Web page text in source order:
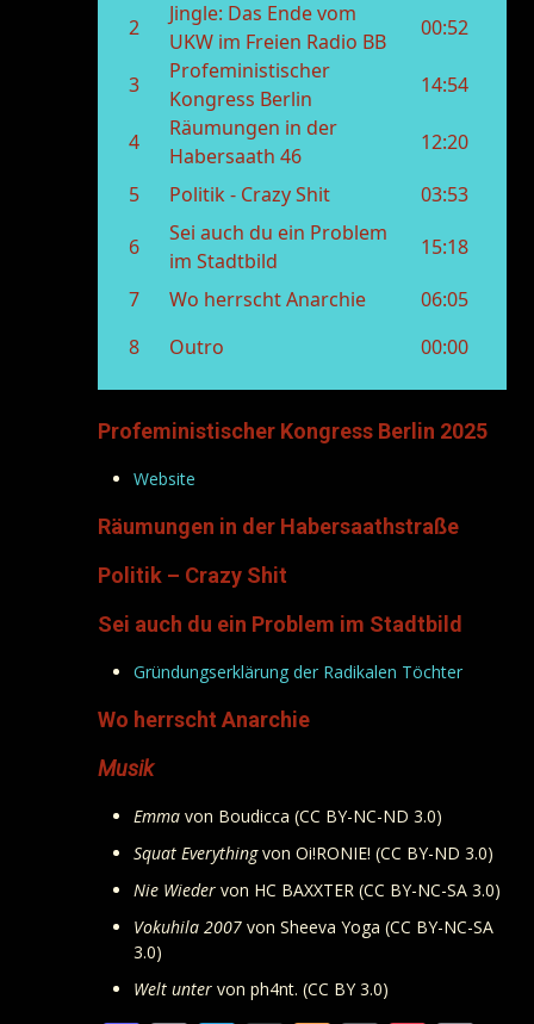
Profeministischer Kongress Berlin 2025
Website
Räumungen in der Habersaathstraße
Politik – Crazy Shit
Sei auch du ein Problem im Stadtbild
Gründungserklärung der Radikalen Töchter
Wo herrscht Anarchie
Musik
Emma von Boudicca (CC BY-NC-ND 3.0)
Squat Everythingvon Oi!RONIE! (CC BY-ND 3.0)
Nie Wieder von HC BAXXTER (CC BY-NC-SA 3.0)
Vokuhila 2007 von Sheeva Yoga (CC BY-NC-SA
3.0)
Welt unter von ph4nt. (CC BY 3.0)